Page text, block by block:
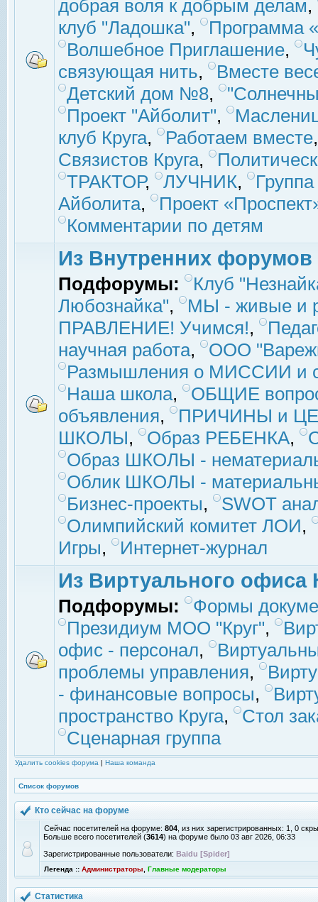
добрая воля к добрым делам,
клуб "Ладошка",
Программа
Волшебное Приглашение,
связующая нить,
Вместе
Детский дом №8,
Проект "Айболит",
клуб Круга, Работаем вместе
Связистов Круга,
ТРАКТОР, ЛУЧНИК,
Айболита,
Проект
Комментарии по детям
Из Внутренних форумов
Подфорумы:
Клуб
Любознайка",
МЫ - живые и
ПРАВЛЕНИЕ! Учимся!,
научная работа,
ООО
Размышления о МИССИИ и
Наша школа,
ОБЩИЕ
объявления,
ПРИЧИНЫ и
ШКОЛЫ, Образ РЕБЕНКА,
Образ ШКОЛЫ -
Облик ШКОЛЫ -
Бизнес-проекты,
SWOT
Олимпийский комитет ЛОИ,
Игры, Интернет-журнал
Из Виртуального офиса
Подфорумы:
Формы
Президиум МОО "Круг",
офис - персонал,
проблемы управления,
- финансовые вопросы,
пространство Круга,
Стол
Сценарная группа
Удалить cookies форума | Наша команда
Список форумов
Кто сейчас на форуме
Сейчас посетителей на форуме: 804 , из них зарегистрированных: 1, 0
Больше всего посетителей (3614) на форуме было 03 авг 2026, 06:33
Зарегистрированные пользователи: Baidu [Spider]
Легенда :: Администраторы Главные модераторы
Статистика